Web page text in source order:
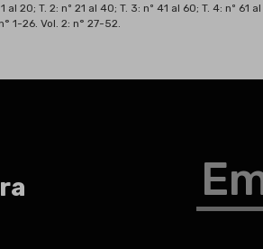
al 20; T. 2: nº 21 al 40; T. 3: nº 41 al 60; T. 4:
1-26. Vol. 2: n° 27-52.